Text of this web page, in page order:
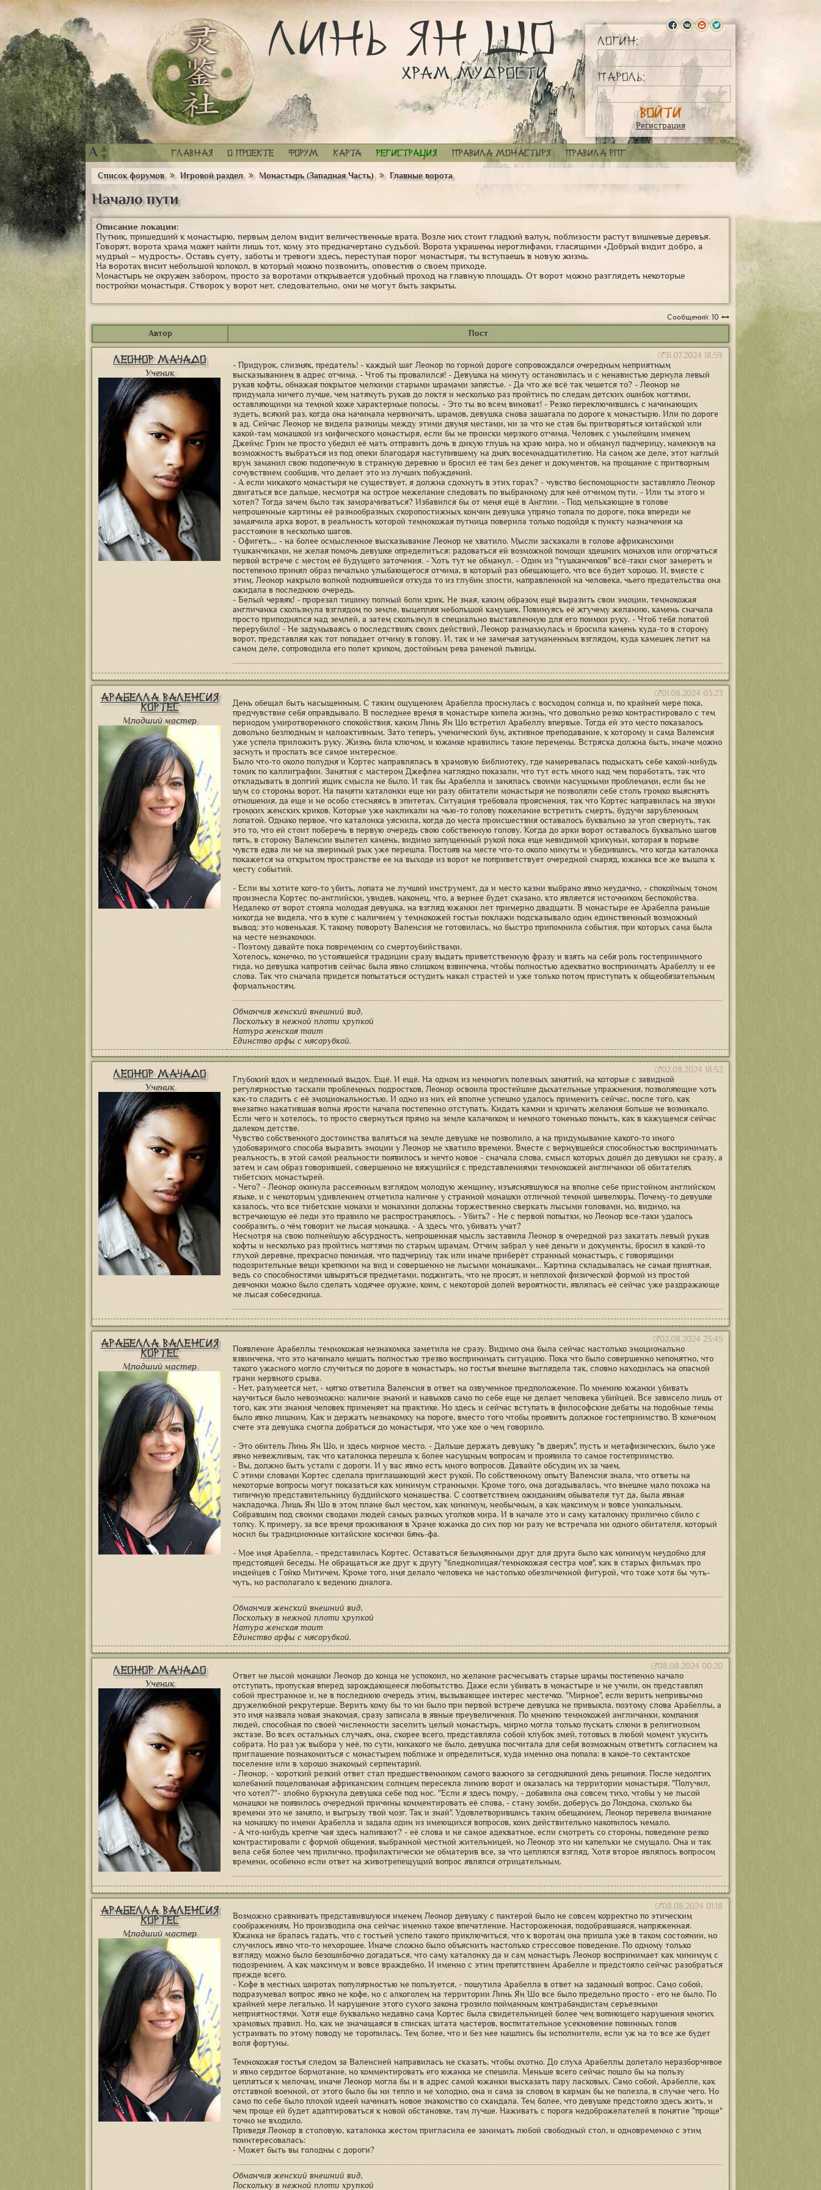
Логин:
Пароль:
Регистрация
A ▲
▼ Главная О проекте Форум Карта Регистрация Правила монастыря Правила РПГ
Список форумов Игровой раздел Монастырь (Западная Часть) Главные ворота
Начало пути
Описание локации:
Путник, пришедший к монастырю, первым делом видит величественные врата. Возле них стоит гладкий валун, поблизости растут вишневые деревья.
Говорят, ворота храма может найти лишь тот, кому это предначертано судьбой. Ворота украшены иероглифами, гласящими «Добрый видит добро, а
мудрый – мудрость». Оставь суету, заботы и тревоги здесь, переступая порог монастыря, ты вступаешь в новую жизнь.
На воротах висит небольшой колокол, в который можно позвонить, оповестив о своем приходе.
Монастырь не окружен забором, просто за воротами открывается удобный проход на главную площадь. От ворот можно разглядеть некоторые
постройки монастыря. Створок у ворот нет, следовательно, они не могут быть закрыты.
Сообщений: 10
Автор Пост
Леонор Мачадо
Ученик
31.07.2024 18:59
- Придурок, слизняк, предатель! - каждый шаг Леонор по горной дороге сопровождался очередным неприятным
высказыванием в адрес отчима. - Чтоб ты провалился! - Девушка на минуту остановилась и с ненавистью дернула левый
рукав кофты, обнажая покрытое мелкими старыми шрамами запястье. - Да что же всё так чешется то? - Леонор не
придумала ничего лучше, чем натянуть рукав до локтя и несколько раз пройтись по следам детских ошибок ногтями,
оставляющими на темной коже характерные полосы. - Это ты во всем виноват! - Резко переключившись с начинающих
зудеть, всякий раз, когда она начинала нервничать, шрамов, девушка снова зашагала по дороге к монастырю. Или по дороге
в ад. Сейчас Леонор не видела разницы между этими двумя местами, ни за что не став бы притворяться китайской или
какой-там монашкой из мифического монастыря, если бы не происки мерзкого отчима. Человек с унылейшим именем
Джеймс Грин не просто убедил её мать отправить дочь в дикую глушь на краю мира, но и обманул падчерицу, намекнув на
возможность выбраться из под опеки благодаря наступившему на днях восемнадцатилетию. На самом же деле, этот наглый
врун заманил свою подопечную в странную деревню и бросил её там без денег и документов, на прощание с притворным
сочувствием сообщив, что делает это из лучших побуждений.
- А если никакого монастыря не существует, я должна сдохнуть в этих горах? - чувство беспомощности заставляло Леонор
двигаться все дальше, несмотря на острое нежелание следовать по выбранному для неё отчимом пути. - Или ты этого и
хотел? Тогда зачем было так заморачиваться? Избавился бы от меня ещё в Англии. - Под мелькающие в голове
непрошенные картины её разнообразных скоропостижных кончин девушка упрямо топала по дороге, пока впереди не
замаячила арка ворот, в реальность которой темнокожая путница поверила только подойдя к пункту назначения на
расстояние в несколько шагов.
- Офигеть... - на более осмысленное высказывание Леонор не хватило. Мысли заскакали в голове африканскими
тушканчиками, не желая помочь девушке определиться: радоваться ей возможной помощи здешних монахов или огорчаться
первой встрече с местом её будущего заточения. - Хоть тут не обманул. - Один из "тушканчиков" всё-таки смог замереть и
постепенно принял образ печально улыбающегося отчима, в который раз обещающего, что все будет хорошо. И, вместе с
этим, Леонор накрыло волной поднявшейся откуда то из глубин злости, направленной на человека, чьего предательства она
ожидала в последнюю очередь.
- Белый червяк! - прорезал тишину полный боли крик. Не зная, каким образом ещё выразить свои эмоции, темнокожая
англичанка скользнула взглядом по земле, выцепляя небольшой камушек. Повинуясь её жгучему желанию, камень сначала
просто приподнялся над землей, а затем скользнул в специально выставленную для его поимки руку. - Чтоб тебя лопатой
перерубило! - Не задумываясь о последствиях своих действий, Леонор размахнулась и бросила камень куда-то в сторону
ворот, представляя как тот попадает отчиму в голову. И, так и не замечая затуманенным взглядом, куда камешек летит на
самом деле, сопроводила его полет криком, достойным рева раненой львицы.
Арабелла Валенсия
Кортес
Младший мастер
01.08.2024 03:23
День обещал быть насыщенным. С таким ощущением Арабелла проснулась с восходом солнца и, по крайней мере пока,
предчувствие себя оправдывало. В последнее время в монастыре кипела жизнь, что довольно резко контрастировало с тем
периодом умиротворенного спокойствия, каким Линь Ян Шо встретил Арабеллу впервые. Тогда ей это место показалось
довольно безлюдным и малоактивным. Зато теперь, ученический бум, активное преподавание, к которому и сама Валенсия
уже успела приложить руку. Жизнь била ключом, и южанке нравились такие перемены. Встряска должна быть, иначе можно
заснуть и проспать все самое интересное.
Было что-то около полудня и Кортес направлялась в храмовую библиотеку, где намеревалась подыскать себе какой-нибудь
томик по каллиграфии. Занятия с мастером Джефлеа наглядно показали, что тут есть много над чем поработать, так что
откладывать в долгий ящик смысла не было. И так бы Арабелла и занялась своими насущными проблемами, если бы не
шум со стороны ворот. На памяти каталонки еще ни разу обитатели монастыря не позволяли себе столь громко выяснять
отношения, да еще и не особо стесняясь в эпитетах. Ситуация требовала прояснения, так что Кортес направилась на звуки
громких женских криков. Которые уже накликали на чью-то голову пожелание встретить смерть, будучи зарубленным
лопатой. Однако первое, что каталонка уяснила, когда до места происшествия оставалось буквально за угол свернуть, так
это то, что ей стоит поберечь в первую очередь свою собственную голову. Когда до арки ворот оставалось буквально шагов
пять, в сторону Валенсии вылетел камень, видимо запущенный рукой пока еще невидимой крикуньи, которая в порыве
чувств едва ли не на звериный рык уже перешла. Постояв на месте что-то около минуты и убедившись, что когда каталонка
покажется на открытом пространстве ее на выходе из ворот не поприветствует очередной снаряд, южанка все же вышла к
месту событий.
- Если вы хотите кого-то убить, лопата не лучший инструмент, да и место казни выбрано явно неудачно, - спокойным тоном
произнесла Кортес по-английски, увидев, наконец, что, а вернее будет сказано, кто является источником беспокойства.
Недалеко от ворот стояла молодая девушка, на взгляд южанки лет примерно двадцати. В монастыре ее Арабелла раньше
никогда не видела, что в купе с наличием у темнокожей гостьи поклажи подсказывало один единственный возможный
вывод: это новенькая. К такому повороту Валенсия не готовилась, но быстро припомнила события, при которых сама была
на месте незнакомки.
- Поэтому давайте пока повременим со смертоубийствами.
Хотелось, конечно, по устоявшейся традиции сразу выдать приветственную фразу и взять на себя роль гостеприимного
гида, но девушка напротив сейчас была явно слишком взвинчена, чтобы полностью адекватно воспринимать Арабеллу и ее
слова. Так что сначала придется попытаться остудить накал страстей и уже только потом приступать к общеобязательным
формальностям.
Обманчив женский внешний вид,
Поскольку в нежной плоти хрупкой
Натура женская таит
Единство арфы с мясорубкой.
Леонор Мачадо
Ученик
02.08.2024 18:52
Глубокий вдох и медленный выдох. Ещё. И ещё. На одном из немногих полезных занятий, на которые с завидной
регулярностью таскали проблемных подростков, Леонор освоила простейшие дыхательные упражнения, позволяющие хоть
как-то сладить с её эмоциональностью. И одно из них ей вполне успешно удалось применить сейчас, после того, как
внезапно накатившая волна ярости начала постепенно отступать. Кидать камни и кричать желания больше не возникало.
Если чего и хотелось, то просто свернуться прямо на земле калачиком и немного тоненько поныть, как в кажущемся сейчас
далеком детстве.
Чувство собственного достоинства валяться на земле девушке не позволило, а на придумывание какого-то иного
удобоваримого способа выразить эмоции у Леонор не хватило времени. Вместе с вернувшейся способностью воспринимать
реальность, в этой самой реальности появилось и нечто новое - сначала слова, смысл которых дошёл до девушки не сразу, а
затем и сам образ говорившей, совершенно не вяжущийся с представлениями темнокожей англичанки об обитателях
тибетских монастырей.
- Чего? - Леонор окинула рассеянным взглядом молодую женщину, изъяснявшуюся на вполне себе пристойном английском
языке, и с некоторым удивлением отметила наличие у странной монашки отличной темной шевелюры. Почему-то девушке
казалось, что все тибетские монахи и монахини должны торжественно сверкать лысыми головами, но, видимо, на
встречающую её леди это правило не распространялось. - Убить? - Не с первой попытки, но Леонор все-таки удалось
сообразить, о чём говорит не лысая монашка. - А здесь что, убивать учат?
Несмотря на свою полнейшую абсурдность, непрошенная мысль заставила Леонор в очередной раз закатать левый рукав
кофты и несколько раз пройтись ногтями по старым шрамам. Отчим забрал у неё деньги и документы, бросил в какой-то
глухой деревне, прекрасно понимая, что падчерицу так или иначе приберёт странный монастырь, с говорящими
подозрительные вещи крепкими на вид и совершенно не лысыми монашками... Картина складывалась не самая приятная,
ведь со способностями швыряться предметами, поджигать, что не просят, и неплохой физической формой из простой
девчонки можно было сделать ходячее оружие, коим, с некоторой долей вероятности, являлась её сейчас уже раздражающе
не лысая собеседница.
Арабелла Валенсия
Кортес
Младший мастер
02.08.2024 23:45
Появление Арабеллы темнокожая незнакомка заметила не сразу. Видимо она была сейчас настолько эмоционально
взвинчена, что это начинало мешать полностью трезво воспринимать ситуацию. Пока что было совершенно непонятно, что
такого ужасного могло случиться по дороге в монастырь, но гостья внешне выглядела так, словно находилась на опасной
грани нервного срыва.
- Нет, разумеется нет, - мягко ответила Валенсия в ответ на озвученное предположение. По мнению южанки убивать
научиться было невозможно: наличие знаний и навыков само по себе еще не делает человека убийцей. Все зависело лишь от
того, как эти знания человек применяет на практике. Но здесь и сейчас вступать в философские дебаты на подобные темы
было явно лишним. Как и держать незнакомку на пороге, вместо того чтобы проявить должное гостеприимство. В конечном
счете эта девушка смогла добраться до монастыря, что уже кое о чем говорило.
- Это обитель Линь Ян Шо, и здесь мирное место. - Дальше держать девушку "в дверях", пусть и метафизических, было уже
явно невежливым, так что каталонка перешла к более насущным вопросам и проявила то самое гостеприимство.
- Вы, должно быть устали с дороги. И у вас явно есть много вопросов. Давайте обсудим их за чаем.
С этими словами Кортес сделала приглашающий жест рукой. По собственному опыту Валенсия знала, что ответы на
некоторые вопросы могут показаться как минимум странными. Кроме того, она догадывалась, что внешне мало похожа на
типичную представительницу буддийского монашества. С соответствием ожиданиям обывателя тут да, была явная
накладочка. Лишь Ян Шо в этом плане был местом, как минимум, необычным, а как максимум и вовсе уникальным.
Собравшим под своими сводами людей самых разных уголков мира. И в начале это и саму каталонку прилично сбило с
толку. К примеру, за все время проживания в Храме южанка до сих пор ни разу не встречала ни одного обитателя, который
носил бы традиционные китайские косички бянь-фа.
- Мое имя Арабелла, - представилась Кортес. Оставаться безымянными друг для друга было как минимум неудобно для
предстоящей беседы. Не обращаться же друг к другу "бледнолицая/темнокожая сестра моя", как в старых фильмах про
индейцев с Гойко Митичем. Кроме того, имя делало человека не настолько обезличенной фигурой, что тоже хотя бы чуть-
чуть, но располагало к ведению диалога.
Обманчив женский внешний вид,
Поскольку в нежной плоти хрупкой
Натура женская таит
Единство арфы с мясорубкой.
Леонор Мачадо
Ученик
08.08.2024 00:20
Ответ не лысой монашки Леонор до конца не успокоил, но желание расчесывать старые шрамы постепенно начало
отступать, пропуская вперед зарождающееся любопытство. Даже если убивать в монастыре и не учили, он представлял
собой престранное и, не в последнюю очередь этим, вызывающее интерес местечко. "Мирное", если верить непривычно
дружелюбной рекрутерше. Верить кому бы то ни было при первой встрече девушка не привыкла, поэтому слова Арабеллы, а
это имя назвала новая знакомая, сразу записала в явные преувеличения. По мнению темнокожей англичанки, компания
людей, способная по своей численности заселить целый монастырь, мирно могла только пускать слюни в религиозном
экстазе. Во всех остальных случаях, она, скорее всего, представляла собой клубок змей, готовых в любой момент укусить
собрата. Но раз уж выбора у неё, по сути, никакого не было, девушка посчитала для себя возможным ответить согласием на
приглашение познакомиться с монастырем поближе и определиться, куда именно она попала: в какое-то сектантское
поселение или в хорошо знакомый серпентарий.
- Леонор, - короткий резкий ответ стал предшественником самого важного за сегодняшний день решения. После недолгих
колебаний поцелованная африканским солнцем пересекла линию ворот и оказалась на территории монастыря. "Получил,
что хотел?"- злобно буркнула девушка себе под нос. "Если я здесь помру, - добавила она совсем тихо, чтобы у не лысой
монашки не появилось очередной причины комментировать её слова, - стану зомби, доберусь до Лондона, сколько бы
времени это не заняло, и выгрызу твой мозг. Так и знай". Удовлетворившись таким обещанием, Леонор перевела внимание
на монашку по имени Арабелла и задала один из имеющихся вопросов, коих действительно накопилось немало.
- А что-нибудь крепче чая здесь наливают? - её слова и не самое адекватное, если смотреть со стороны, поведение резко
контрастировали с формой общения, выбранной местной жительницей, но Леонор это ни капельки не смущало. Она и так
вела себя более чем прилично, профилактически не обматерив все, за что цеплялся взгляд. Хотя второе являлось вопросом
времени, особенно если ответ на животрепещущий вопрос являлся отрицательным.
Арабелла Валенсия
Кортес
Младший мастер
08.08.2024 01:18
Возможно сравнивать представившуюся именем Леонор девушку с пантерой было не совсем корректно по этическим
соображениям. Но производила она сейчас именно такое впечатление. Настороженная, подобравшаяся, напряженная.
Южанка не бралась гадать, что с гостьей успело такого приключиться, что к воротам она пришла уже в таком состоянии, но
случилось явно что-то нехорошее. Иначе сложно было объяснить настолько стрессовое поведение. По одному только
взгляду можно было безошибочно догадаться, что саму каталонку да и сам монастырь Леонор воспринимает как минимум с
подозрением. А как максимум и вовсе враждебно. И именно с этим препятствием Арабелле и предстояло сейчас разобраться
прежде всего.
- Кофе в местных широтах популярностью не пользуется, - пошутила Арабелла в ответ на заданный вопрос. Само собой,
подразумевал вопрос явно не кофе, но с алкоголем на территории Линь Ян Шо все было предельно просто - его не было. По
крайней мере легально. И нарушение этого сухого закона грозило пойманным контрабандистам серьезными
неприятностями. Хотя еще буквально недавно сама Кортес была свидетельницей более чем вопиющего нарушения многих
храмовых правил. Но, как не значащаяся в списках штата мастеров, воспитательное усекновение повинных голов
устраивать по этому поводу не торопилась. Тем более, что и без нее нашлись бы исполнители, если уж на то все же будет
воля фортуны.
Темнокожая гостья следом за Валенсией направилась не сказать, чтобы охотно. До слуха Арабеллы долетало неразборчивое
и явно сердитое бормотание, но комментировать его южанка не спешила. Меньше всего сейчас пошло бы на пользу
цепляться к мелочам, иначе Леонор могла бы и в адрес самой южанки высказать пару ласковых. Само собой, Арабелле, как
отставной военной, от этого было бы ни тепло и не холодно, она и сама за словом в карман бы не полезла, в случае чего. Но
само по себе было плохой идеей начинать новое знакомство со скандала. Тем более, что девушке предстояло здесь жить, и
чем проще ей будет адаптироваться к новой обстановке, там лучше. Наживать с порога недоброжелателей в понятие "проще"
точно не входило.
Приведя Леонор в столовую, каталонка жестом пригласила ее занимать любой свободный стол, и одновременно с этим
поинтересовалась:
- Может быть вы голодны с дороги?
Обманчив женский внешний вид,
Поскольку в нежной плоти хрупкой